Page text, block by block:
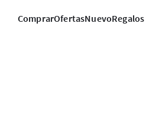
ComprarOfertasNuevoRegalos